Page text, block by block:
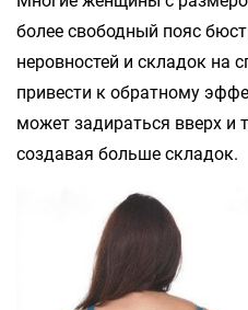
более свободный пояс
неровностей и складок на
привести к обратному
может задираться вверх и
создавая больше складок.